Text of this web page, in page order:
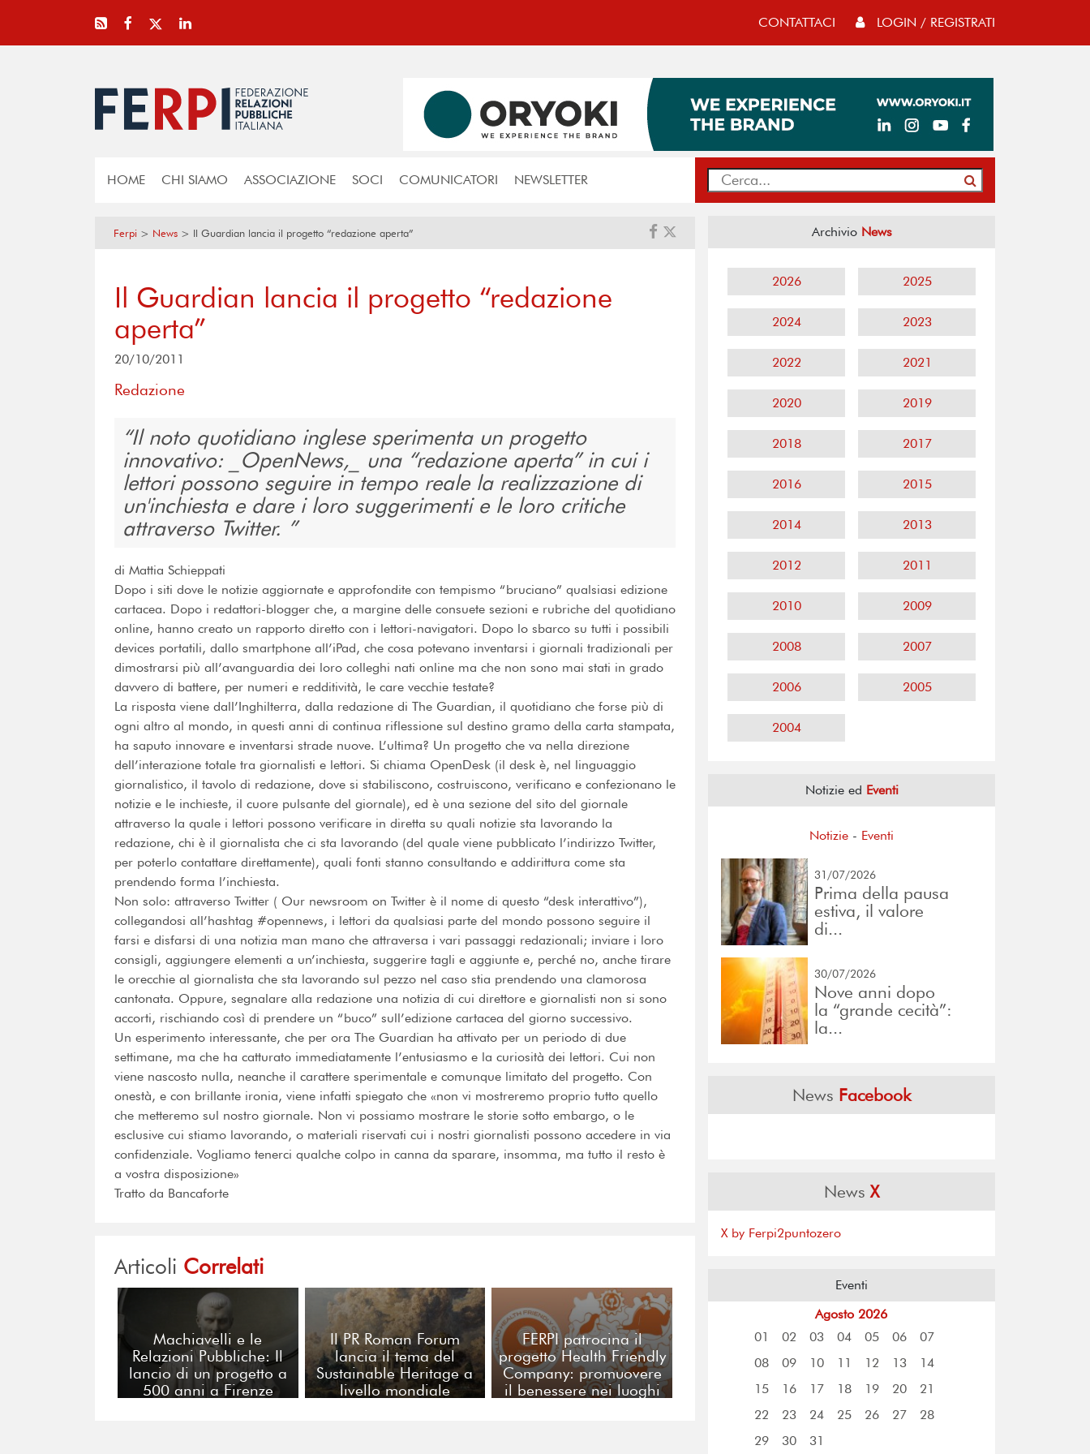
CONTATTACI LOGIN / REGISTRATI
HOME CHI SIAMO ASSOCIAZIONE SOCI COMUNICATORI NEWSLETTER
Ferpi > News > Il Guardian lancia il progetto “redazione aperta”
Il Guardian lancia il progetto “redazione
aperta”
20/10/2011
Redazione
Il noto quotidiano inglese sperimenta un progetto
innovativo: _OpenNews,_ una “redazione aperta” in cui i
lettori possono seguire in tempo reale la realizzazione di
un'inchiesta e dare i loro suggerimenti e le loro critiche
attraverso Twitter.
di Mattia Schieppati
Dopo i siti dove le notizie aggiornate e approfondite con tempismo “bruciano” qualsiasi edizione
cartacea. Dopo i redattori-blogger che, a margine delle consuete sezioni e rubriche del quotidiano
online, hanno creato un rapporto diretto con i lettori-navigatori. Dopo lo sbarco su tutti i possibili
devices portatili, dallo smartphone all’iPad, che cosa potevano inventarsi i giornali tradizionali per
dimostrarsi più all’avanguardia dei loro colleghi nati online ma che non sono mai stati in grado
davvero di battere, per numeri e redditività, le care vecchie testate?
La risposta viene dall’Inghilterra, dalla redazione di The Guardian, il quotidiano che forse più di
ogni altro al mondo, in questi anni di continua riflessione sul destino gramo della carta stampata,
ha saputo innovare e inventarsi strade nuove. L’ultima? Un progetto che va nella direzione
dell’interazione totale tra giornalisti e lettori. Si chiama OpenDesk (il desk è, nel linguaggio
giornalistico, il tavolo di redazione, dove si stabiliscono, costruiscono, verificano e confezionano le
notizie e le inchieste, il cuore pulsante del giornale), ed è una sezione del sito del giornale
attraverso la quale i lettori possono verificare in diretta su quali notizie sta lavorando la
redazione, chi è il giornalista che ci sta lavorando (del quale viene pubblicato l’indirizzo Twitter,
per poterlo contattare direttamente), quali fonti stanno consultando e addirittura come sta
prendendo forma l’inchiesta.
Non solo: attraverso Twitter ( Our newsroom on Twitter è il nome di questo “desk interattivo”),
collegandosi all’hashtag #opennews, i lettori da qualsiasi parte del mondo possono seguire il
farsi e disfarsi di una notizia man mano che attraversa i vari passaggi redazionali; inviare i loro
consigli, aggiungere elementi a un’inchiesta, suggerire tagli e aggiunte e, perché no, anche tirare
le orecchie al giornalista che sta lavorando sul pezzo nel caso stia prendendo una clamorosa
cantonata. Oppure, segnalare alla redazione una notizia di cui direttore e giornalisti non si sono
accorti, rischiando così di prendere un “buco” sull’edizione cartacea del giorno successivo.
Un esperimento interessante, che per ora The Guardian ha attivato per un periodo di due
settimane, ma che ha catturato immediatamente l’entusiasmo e la curiosità dei lettori. Cui non
viene nascosto nulla, neanche il carattere sperimentale e comunque limitato del progetto. Con
onestà, e con brillante ironia, viene infatti spiegato che «non vi mostreremo proprio tutto quello
che metteremo sul nostro giornale. Non vi possiamo mostrare le storie sotto embargo, o le
esclusive cui stiamo lavorando, o materiali riservati cui i nostri giornalisti possono accedere in via
confidenziale. Vogliamo tenerci qualche colpo in canna da sparare, insomma, ma tutto il resto è
a vostra disposizione»
Tratto da Bancaforte
Articoli Correlati
Machiavelli e le
Relazioni Pubbliche: Il
lancio di un progetto a
500 anni a Firenze
Il PR Roman Forum
lancia il tema del
Sustainable Heritage a
livello mondiale
FERPI patrocina il
progetto Health Friendly
Company: promuovere
il benessere nei luoghi
Archivio News
2026 2025
2024 2023
2022 2021
2020 2019
2018 2017
2016 2015
2014 2013
2012 2011
2010 2009
2008 2007
2006 2005
2004
Notizie ed Eventi
Notizie - Eventi
31/07/2026
Prima della pausa
estiva, il valore
di...
30/07/2026
Nove anni dopo
la “grande cecità”:
la...
News Facebook
NewsX
X by Ferpi2puntozero
Eventi
Agosto 2026
01
02 03 04 05 06
07
08
09 10 11 12 13
14
15
16 17 18 19 20
21
22
23 24 25 26 27
28
29
30 31